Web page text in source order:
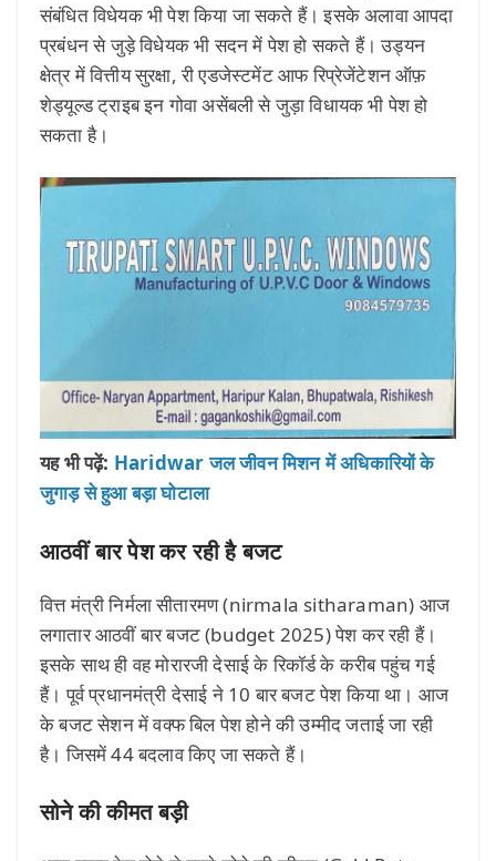
संबंधित विधेयक भी पेश किया जा सकते हैं। इसके अलावा आपदा
प्रबंधन से जुड़े विधेयक भी सदन में पेश हो सकते हैं। उड्यन
क्षेत्र में वित्तीय सुरक्षा, री एडजेस्टमेंट आफ रिप्रेजेंटेशन ऑफ़
शेड्यूल्ड ट्राइब इन गोवा असेंबली से जुड़ा विधायक भी पेश हो
सकता है।
यह भी पढ़ें: Haridwar जल जीवन मिशन में अधिकारियों के
जुगाड़ से हुआ बड़ा घोटाला
आठवीं बार पेश कर रही है बजट
वित्त मंत्री निर्मला सीतारमण (nirmala sitharaman) आज
लगातार आठवीं बार बजट (budget 2025) पेश कर रही हैं।
इसके साथ ही वह मोरारजी देसाई के रिकॉर्ड के करीब पहुंच गई
हैं। पूर्व प्रधानमंत्री देसाई ने 10 बार बजट पेश किया था। आज
के बजट सेशन में वक्फ बिल पेश होने की उम्मीद जताई जा रही
है। जिसमें 44 बदलाव किए जा सकते हैं।
सोने की कीमत बड़ी